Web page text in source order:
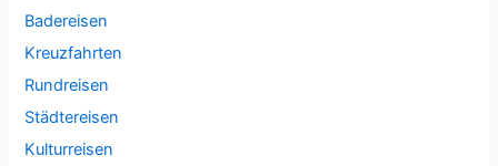
Badereisen
Kreuzfahrten
Rundreisen
Städtereisen
Kulturreisen